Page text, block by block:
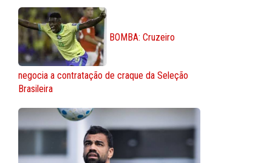
BOMBA: Cruzeiro
negocia a contratação de craque da Seleção
Brasileira